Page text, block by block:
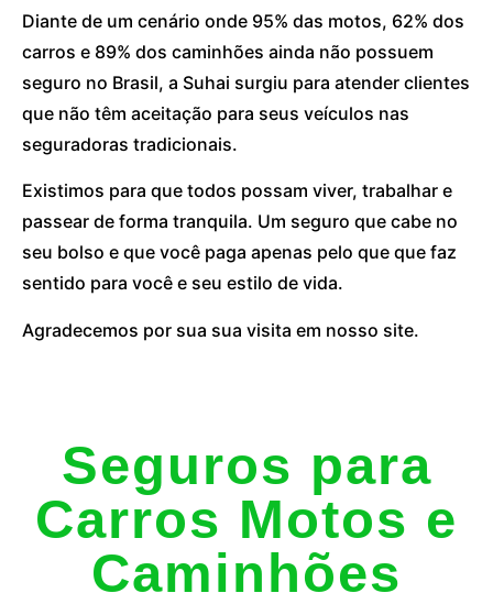
Diante de um cenário onde 95% das motos, 62% dos
carros e 89% dos caminhões ainda não possuem
seguro no Brasil, a Suhai surgiu para atender clientes
que não têm aceitação para seus veículos nas
seguradoras tradicionais.
Existimos para que todos possam viver, trabalhar e
passear de forma tranquila. Um seguro que cabe no
seu bolso e que você paga apenas pelo que que faz
sentido para você e seu estilo de vida.
Agradecemos por sua sua visita em nosso site.
Seguros para
Carros Motos e
Caminhões